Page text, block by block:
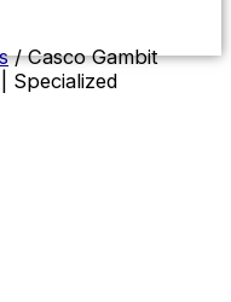
/ Casco Gambit
Specialized